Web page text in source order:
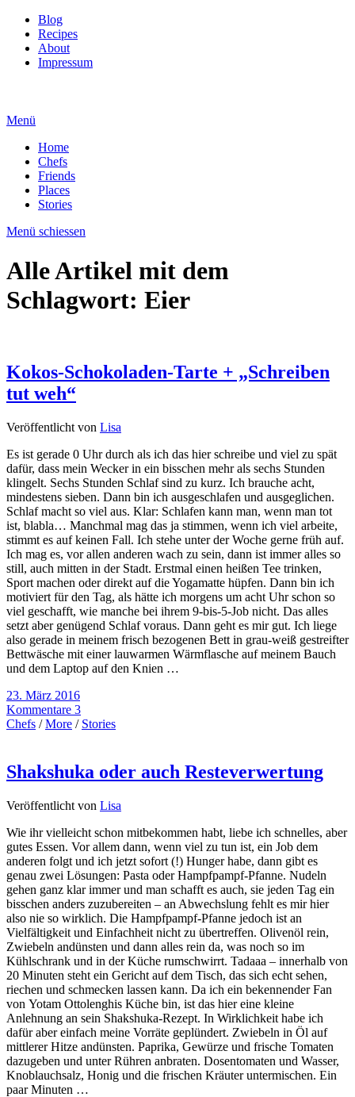
Blog
Recipes
About
Impressum
Menü
Home
Chefs
Friends
Places
Stories
Menü schiessen
Alle Artikel mit dem
Schlagwort: Eier
Kokos-Schokoladen-Tarte + „Schreiben
tut weh“
Veröffentlicht von Lisa
Es ist gerade 0 Uhr durch als ich das hier schreibe und viel zu spät
dafür, dass mein Wecker in ein bisschen mehr als sechs Stunden
klingelt. Sechs Stunden Schlaf sind zu kurz. Ich brauche acht,
mindestens sieben. Dann bin ich ausgeschlafen und ausgeglichen.
Schlaf macht so viel aus. Klar: Schlafen kann man, wenn man tot
ist, blabla… Manchmal mag das ja stimmen, wenn ich viel arbeite,
stimmt es auf keinen Fall. Ich stehe unter der Woche gerne früh auf.
Ich mag es, vor allen anderen wach zu sein, dann ist immer alles so
still, auch mitten in der Stadt. Erstmal einen heißen Tee trinken,
Sport machen oder direkt auf die Yogamatte hüpfen. Dann bin ich
motiviert für den Tag, als hätte ich morgens um acht Uhr schon so
viel geschafft, wie manche bei ihrem 9-bis-5-Job nicht. Das alles
setzt aber genügend Schlaf voraus. Dann geht es mir gut. Ich liege
also gerade in meinem frisch bezogenen Bett in grau-weiß gestreifter
Bettwäsche mit einer lauwarmen Wärmflasche auf meinem Bauch
und dem Laptop auf den Knien …
23. März 2016
Kommentare 3
Chefs /More / Stories
Shakshuka oder auch Resteverwertung
Veröffentlicht von Lisa
Wie ihr vielleicht schon mitbekommen habt, liebe ich schnelles, aber
gutes Essen. Vor allem dann, wenn viel zu tun ist, ein Job dem
anderen folgt und ich jetzt sofort (!) Hunger habe, dann gibt es
genau zwei Lösungen: Pasta oder Hampfpampf-Pfanne. Nudeln
gehen ganz klar immer und man schafft es auch, sie jeden Tag ein
bisschen anders zuzubereiten – an Abwechslung fehlt es mir hier
also nie so wirklich. Die Hampfpampf-Pfanne jedoch ist an
Vielfältigkeit und Einfachheit nicht zu übertreffen. Olivenöl rein,
Zwiebeln andünsten und dann alles rein da, was noch so im
Kühlschrank und in der Küche rumschwirrt. Tadaaa – innerhalb von
20 Minuten steht ein Gericht auf dem Tisch, das sich echt sehen,
riechen und schmecken lassen kann. Da ich ein bekennender Fan
von Yotam Ottolenghis Küche bin, ist das hier eine kleine
Anlehnung an sein Shakshuka-Rezept. In Wirklichkeit habe ich
dafür aber einfach meine Vorräte geplündert. Zwiebeln in Öl auf
mittlerer Hitze andünsten. Paprika, Gewürze und frische Tomaten
dazugeben und unter Rühren anbraten. Dosentomaten und Wasser,
Knoblauchsalz, Honig und die frischen Kräuter untermischen. Ein
paar Minuten …